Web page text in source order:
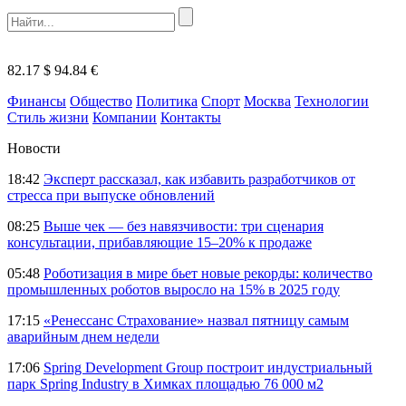
82.17 $ 94.84 €
Финансы Общество Политика Спорт Москва Технологии
Стиль жизни Компании Контакты
Новости
18:42 Эксперт рассказал, как избавить разработчиков от
стресса при выпуске обновлений
08:25 Выше чек — без навязчивости: три сценария
консультации, прибавляющие 15–20% к продаже
05:48 Роботизация в мире бьет новые рекорды: количество
промышленных роботов выросло на 15% в 2025 году
17:15 «Ренессанс Страхование» назвал пятницу самым
аварийным днем недели
17:06 Spring Development Group построит индустриальный
парк Spring Industry в Химках площадью 76 000 м2